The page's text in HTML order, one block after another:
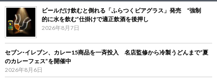
ビールだけ飲むと倒れる「ふらつくビアグラス」発売 “強制
的に水を飲む”仕掛けで適正飲酒を後押し
2026年8月7日
セブン‐イレブン、カレー15商品を一斉投入 名店監修から冷製うどんまで“夏
のカレーフェス”を開催中
2026年8月6日